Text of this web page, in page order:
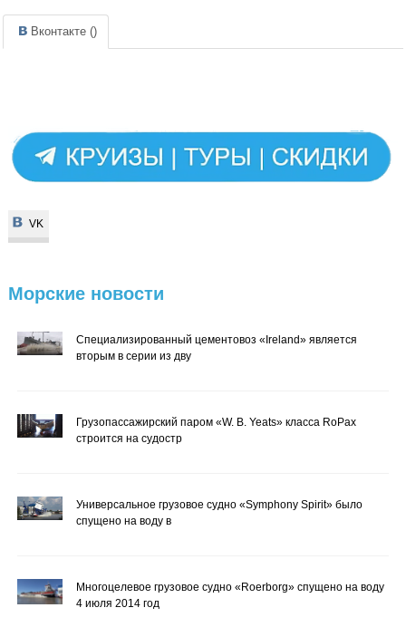
Вконтакте ()
VK
VK
Морские новости
Специализированный цементовоз «Ireland» является
вторым в серии из дву
Грузопассажирский паром «W. B. Yeats» класса RoPax
строится на судостр
Универсальное грузовое судно «Symphony Spirit» было
спущено на воду в
Многоцелевое грузовое судно «Roerborg» спущено на воду
4 июля 2014 год